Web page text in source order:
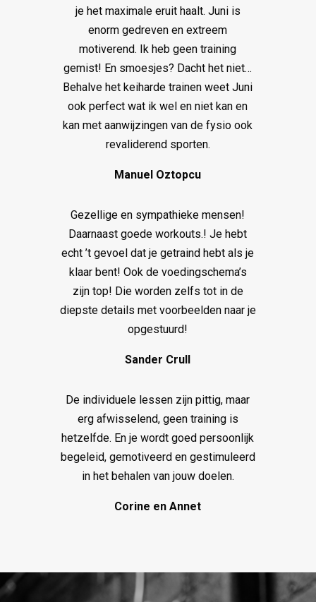
je het maximale eruit haalt. Juni is
enorm gedreven en extreem
motiverend. Ik heb geen training
gemist! En smoesjes? Dacht het niet…
Behalve het keiharde trainen weet Juni
ook perfect wat ik wel en niet kan en
kan met aanwijzingen van de fysio ook
revaliderend sporten.
Manuel Oztopcu
Gezellige en sympathieke mensen!
Daarnaast goede workouts.! Je hebt
echt ’t gevoel dat je getraind hebt als je
klaar bent! Ook de voedingschema’s
zijn top! Die worden zelfs tot in de
diepste details met voorbeelden naar je
opgestuurd!
Sander Crull
De individuele lessen zijn pittig, maar
erg afwisselend, geen training is
hetzelfde. En je wordt goed persoonlijk
begeleid, gemotiveerd en gestimuleerd
in het behalen van jouw doelen.
Corine en Annet